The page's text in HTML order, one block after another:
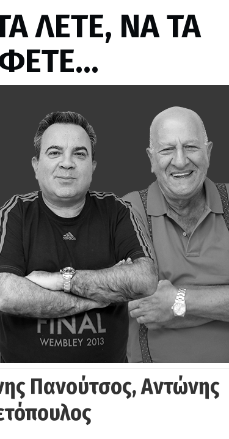
ΛΕΤΕ, ΝΑ ΤΑ
Πανούτσος, Αντώνης